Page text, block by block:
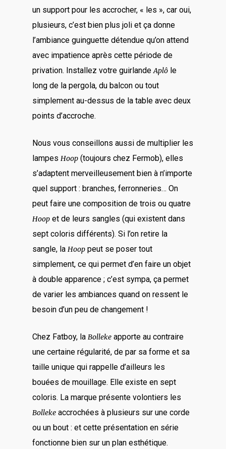
un support pour les accrocher, « les », car oui,
plusieurs, c’est bien plus joli et ça donne
l’ambiance guinguette détendue qu’on attend
avec impatience après cette période de
privation. Installez votre guirlandeAplô le
long de la pergola, du balcon ou tout
simplement au-dessus de la table avec deux
points d’accroche.
Nous vous conseillons aussi de multiplier les
lampes Hoop (toujours chez Fermob), elles
s’adaptent merveilleusement bien à n’importe
quel support : branches, ferronneries… On
peut faire une composition de trois ou quatre
Hoop et de leurs sangles (qui existent dans
sept coloris différents). Si l’on retire la
sangle, la Hoop peut se poser tout
simplement, ce qui permet d’en faire un objet
à double apparence ; c’est sympa, ça permet
de varier les ambiances quand on ressent le
besoin d’un peu de changement !
Chez Fatboy, la Bolleke apporte au contraire
une certaine régularité, de par sa forme et sa
taille unique qui rappelle d’ailleurs les
bouées de mouillage. Elle existe en sept
coloris. La marque présente volontiers les
Bolleke accrochées à plusieurs sur une corde
ou un bout : et cette présentation en série
fonctionne bien sur un plan esthétique.